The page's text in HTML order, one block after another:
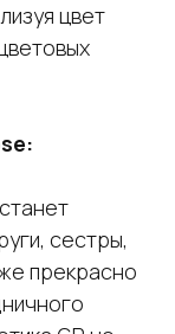
цвет
сестры,
прекрасно